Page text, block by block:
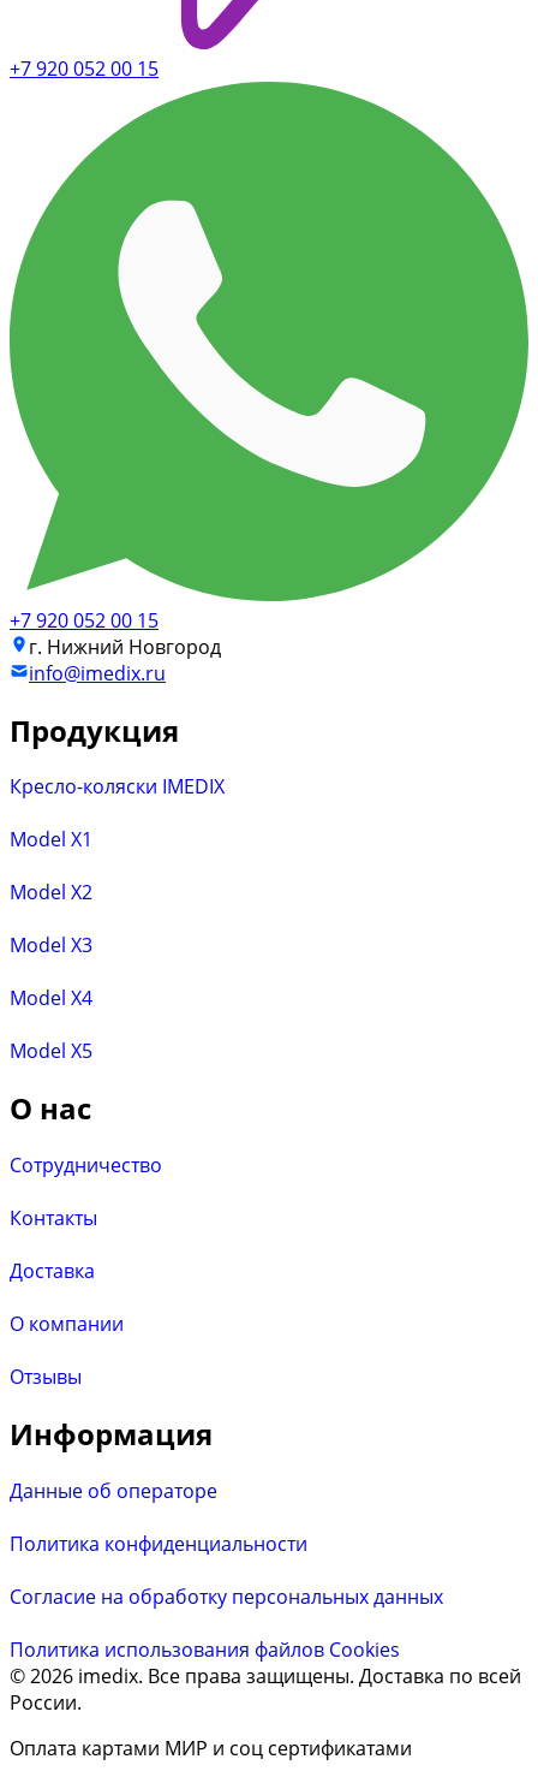
+7 920 052 00 15
+7 920 052 00 15
г. Нижний Новгород
info@imedix.ru
Продукция
Кресло-коляски IMEDIX
Model X1
Model X2
Model X3
Model X4
Model X5
О нас
Сотрудничество
Контакты
Доставка
О компании
Отзывы
Информация
Данные об операторе
Политика конфиденциальности
Согласие на обработку персональных данных
Политика использования файлов Cookies
© 2026 imedix. Все права защищены. Доставка по всей
России.
Оплата картами МИР и соц сертификатами